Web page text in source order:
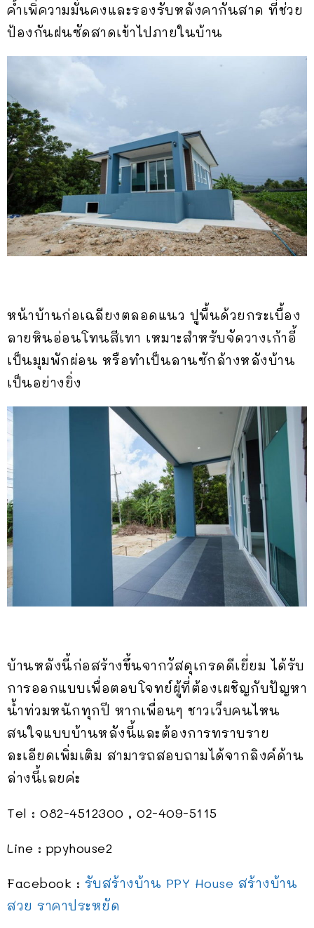
ค้ำเพิ่ความมั่นคงและรองรับหลังคากันสาด ที่ช่วย
ป้องกันฝนซัดสาดเข้าไปภายในบ้าน
หน้าบ้านก่อเฉลียงตลอดแนว ปูพื้นด้วยกระเบื้อง
ลายหินอ่อนโทนสีเทา เหมาะสำหรับจัดวางเก้าอี้
เป็นมุมพักผ่อน หรือทำเป็นลานซักล้างหลังบ้าน
เป็นอย่างยิ่ง
บ้านหลังนี้ก่อสร้างขึ้นจากวัสดุเกรดดีเยี่ยม ได้รับ
การออกแบบเพื่อตอบโจทย์ผู้ที่ต้องเผชิญกับปัญหา
น้ำท่วมหนักทุกปี หากเพื่อนๆ ชาวเว็บคนไหน
สนใจแบบบ้านหลังนี้และต้องการทราบราย
ละเอียดเพิ่มเติม สามารถสอบถามได้จากลิงค์ด้าน
ล่างนี้เลยค่ะ
Tel : 082-4512300 , 02-409-5115
Line : ppyhouse2
Facebook : รับสร้างบ้าน PPY House สร้างบ้าน
สวย ราคาประหยัด